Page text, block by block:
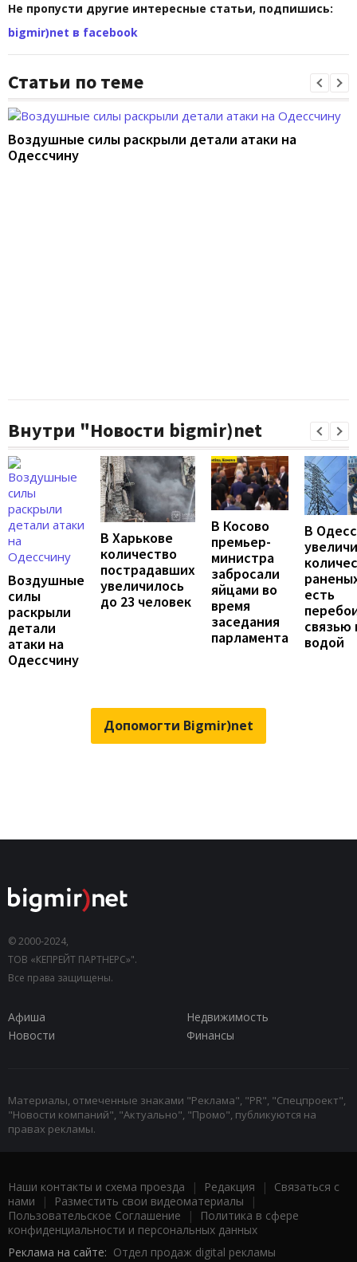
Не пропусти другие интересные статьи, подпишись:
bigmir)net в facebook
Статьи по теме
Воздушные силы раскрыли детали атаки на
Одессчину
Внутри "Новости bigmir)net
Воздушные
силы
раскрыли
детали
атаки на
Одессчину
В Харькове
количество
пострадавших
увеличилось
до 23 человек
В Косово
премьер-
министра
забросали
яйцами во
время
заседания
парламента
В
есть
связью
водой
Допомогти Bigmir)net
© 2000-2024,
ТОВ «КЕПРЕЙТ ПАРТНЕРС»".
Все права защищены.
Афиша
Недвижимость
Новости
Финансы
Материалы, отмеченные знаками "Реклама", "PR", "Спецпроект",
"Новости компаний", "Актуально", "Промо", публикуются на
правах рекламы.
Наши контакты и схема проезда | Редакция | Связаться с
нами | Разместить свои видеоматериалы |
Пользовательское Соглашение |
Политика в сфере
конфиденциальности и персональных данных
Реклама на сайте: Отдел продаж digital рекламы